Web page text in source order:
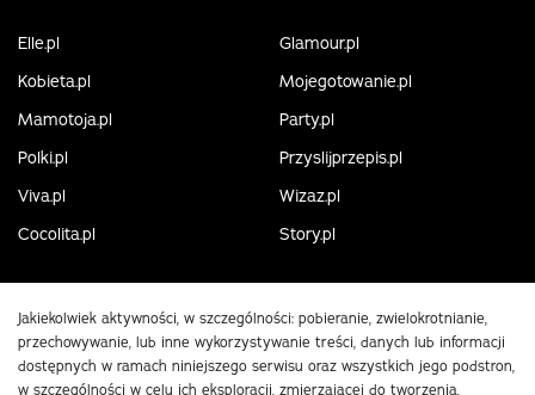
Elle.pl
Glamour.pl
Kobieta.pl
Mojegotowanie.pl
Mamotoja.pl
Party.pl
Polki.pl
Przyslijprzepis.pl
Viva.pl
Wizaz.pl
Cocolita.pl
Story.pl
Jakiekolwiek aktywności, w szczególności: pobieranie, zwielokrotnianie,
przechowywanie, lub inne wykorzystywanie treści, danych lub informacji
dostępnych w ramach niniejszego serwisu oraz wszystkich jego podstron,
w szczególności w celu ich eksploracji, zmierzającej do tworzenia,